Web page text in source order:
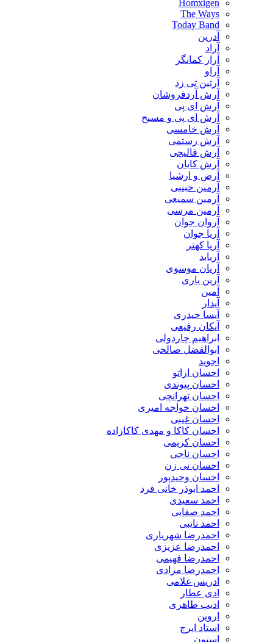
Homxigen
The Ways
Today Band
آدرین
آراد
آراز کمانگر
آراو
آرتین تی زد
آرش آردفروشان
آرش ای پی
آرش ای پی و مسیح
آرش خامسی
آرش رستمی
آرش قالیچی
آرش کایان
​آرض و ارشیا
آرمین حبیبی
آرمین سمیعی
آرمین مرسی
آروان جوان
آریا جوان
آریا کهتر
آریابد
آریان موسوی
آرین یاری
آمین
آیدار
آیسا حیدری
آیکان رفیعی
ابراهیم چاردولی
ابوالفضل صالحی
اجوید
احسان اراتو
احسان پیوندی
احسان تهرانچی
احسان خواجه امیری
احسان غیبی
احسان کاکا و مهدی کاکازاده
احسان کریمی
احسان ناجی
احسان نی زن
احسان وحیدپور
احمد ابوذر خانی فرد
احمد سعیدی
احمد صفایی
احمد نایبی
احمدرضا شهریاری
احمدرضا عزیزی
احمدرضا فهیمی
احمدرضا مرادی
ادریس غلامی
ادی عطار
ادیب طاهری
اروین
استاد ایرج
استون